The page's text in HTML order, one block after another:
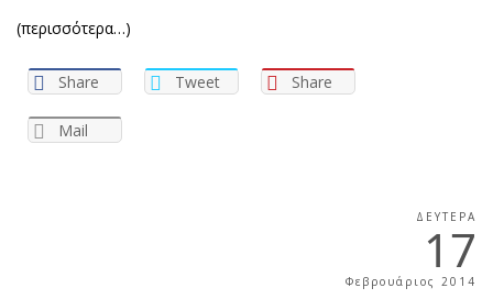
(περισσότερα…)
Share Tweet Share
Mail
ΔΕΥΤΈΡΑ
17
Φεβρουάριος 2014